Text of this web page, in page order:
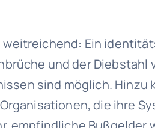
weitreichend: Ein
und der Diebstahl
sind möglich. Hinzu
die ihre